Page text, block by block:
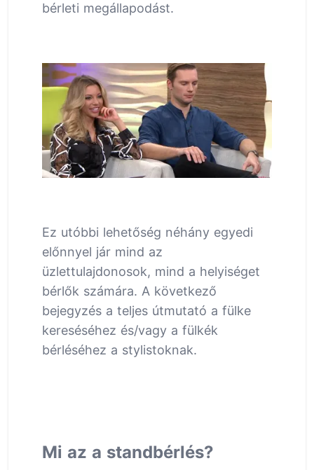
bérleti megállapodást.
Ez utóbbi lehetőség néhány egyedi
előnnyel jár mind az
üzlettulajdonosok, mind a helyiséget
bérlők számára. A következő
bejegyzés a teljes útmutató a fülke
kereséséhez és/vagy a fülkék
bérléséhez a stylistoknak.
Mi az a standbérlés?